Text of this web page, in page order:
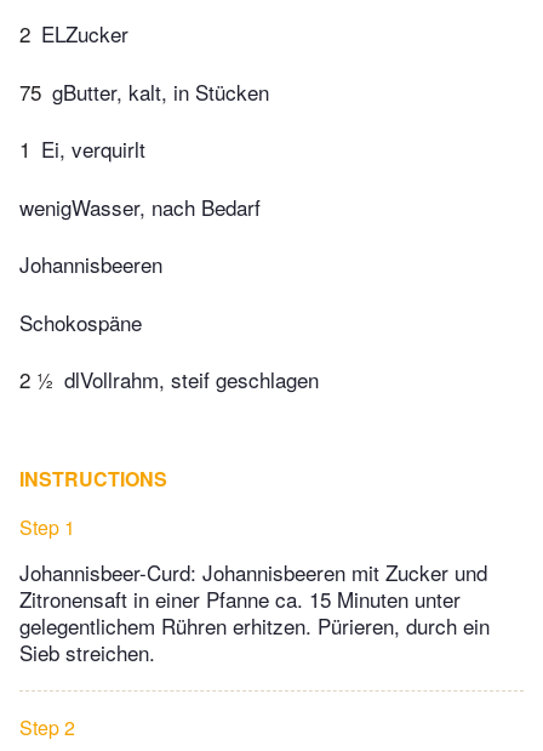
2 ELZucker
75 gButter, kalt, in Stücken
1 Ei, verquirlt
wenigWasser, nach Bedarf
Johannisbeeren
Schokospäne
2 ½ dlVollrahm, steif geschlagen
INSTRUCTIONS
Step 1
Johannisbeer-Curd: Johannisbeeren mit Zucker und
Zitronensaft in einer Pfanne ca. 15 Minuten unter
gelegentlichem Rühren erhitzen. Pürieren, durch ein
Sieb streichen.
Step 2